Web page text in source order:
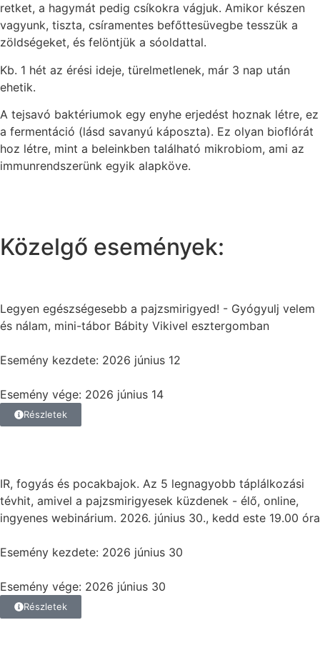
retket, a hagymát pedig csíkokra vágjuk. Amikor készen
vagyunk, tiszta, csíramentes befőttesüvegbe tesszük a
zöldségeket, és felöntjük a sóoldattal.
Kb. 1 hét az érési ideje, türelmetlenek, már 3 nap után
ehetik.
A tejsavó baktériumok egy enyhe erjedést hoznak létre, ez
a fermentáció (lásd savanyú káposzta). Ez olyan bioflórát
hoz létre, mint a beleinkben található mikrobiom, ami az
immunrendszerünk egyik alapköve.
Közelgő események:
Legyen egészségesebb a pajzsmirigyed! - Gyógyulj velem
és nálam, mini-tábor Bábity Vikivel esztergomban
Esemény kezdete: 2026 június 12
Esemény vége: 2026 június 14
Részletek
IR, fogyás és pocakbajok. Az 5 legnagyobb táplálkozási
tévhit, amivel a pajzsmirigyesek küzdenek - élő, online,
ingyenes webinárium. 2026. június 30., kedd este 19.00 óra
Esemény kezdete: 2026 június 30
Esemény vége: 2026 június 30
Részletek